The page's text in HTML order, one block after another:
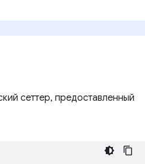
сеттер, предоставленный